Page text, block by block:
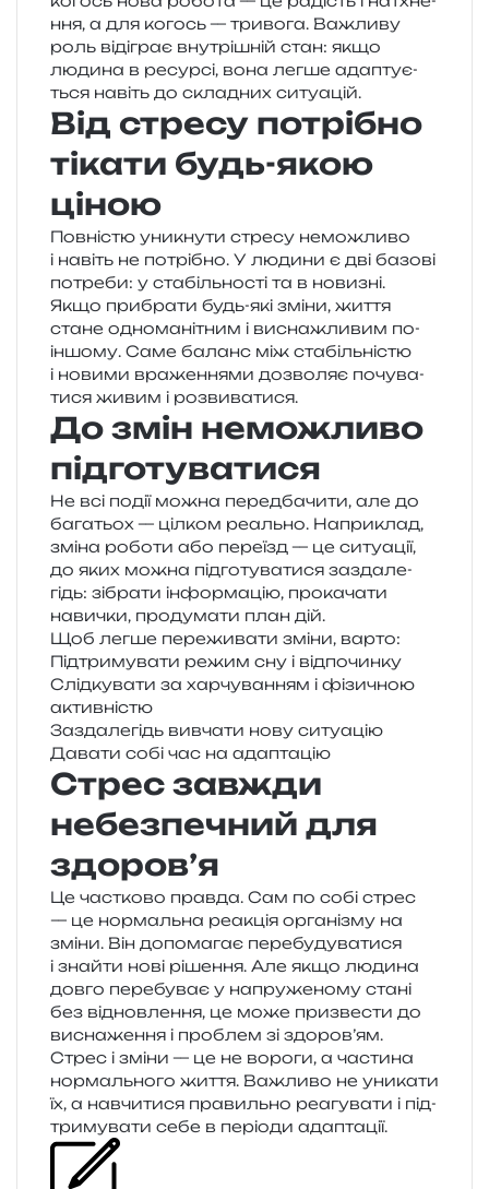
н­ня, а для когось — три­во­га. Важливу
роль віді­грає вну­трі­шній стан: якщо
люди­на в ресур­сі, вона легше ада­пту­є­
ться навіть до скла­дних ситуацій.
Від стресу потрібно
тікати будь-якою
ціною
Повністю уни­кну­ти стре­су немо­жли­во
і навіть не потрі­бно. У люди­ни є дві базо­ві
потре­би: у ста­біль­но­сті та в нови­зні.
Якщо при­бра­ти будь-які зміни, життя
стане одно­ма­ні­тним і висна­жли­вим по-
іншо­му. Саме баланс між ста­біль­ні­стю
і нови­ми вра­же­н­ня­ми дозво­ляє почу­ва­
ти­ся живим і розвиватися.
До змін неможливо
підготуватися
Не всі події можна перед­ба­чи­ти, але до
бага­тьох — ціл­ком реаль­но. Наприклад,
зміна робо­ти або пере­їзд — це ситу­а­ції,
до яких можна під­го­ту­ва­ти­ся зазда­ле­
гідь: зібра­ти інфор­ма­цію, про­ка­ча­ти
нави­чки, про­ду­ма­ти план дій.
Щоб легше пере­жи­ва­ти зміни, варто:
Підтримувати режим сну і відпочинку
Слідкувати за хар­чу­ва­н­ням і фізи­чною
активністю
Заздалегідь вивча­ти нову ситуацію
Давати собі час на адаптацію
Стрес завжди
небезпечний для
здоров’я
Це час­тко­во прав­да. Сам по собі стрес
— це нор­маль­на реа­кція орга­ні­зму на
зміни. Він допо­ма­гає пере­бу­ду­ва­ти­ся
і зна­йти нові ріше­н­ня. Але якщо люди­на
довго пере­бу­ває у напру­же­но­му стані
без від­нов­ле­н­ня, це може при­зве­сти до
висна­же­н­ня і про­блем зі здоров’ям.
Стрес і зміни — це не воро­ги, а части­на
нор­маль­но­го життя. Важливо не уни­ка­ти
їх, а навчи­ти­ся пра­виль­но реа­гу­ва­ти і під­
три­му­ва­ти себе в пері­о­ди адаптації.